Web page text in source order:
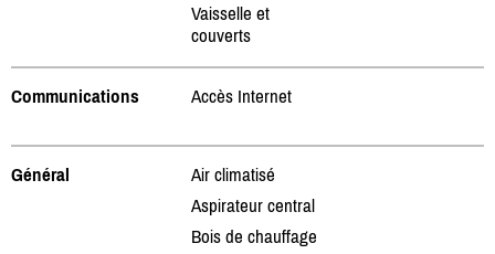
Vaisselle et
couverts
Communications Accès Internet
Général
Air climatisé
Aspirateur central
Bois de chauffage